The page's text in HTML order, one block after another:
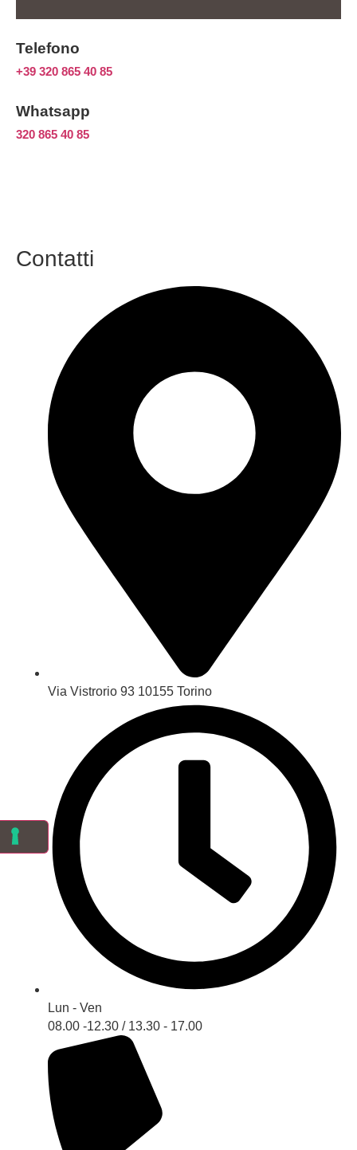
Telefono
+39 320 865 40 85
Whatsapp
320 865 40 85
Contatti
Via Vistrorio 93 10155 Torino
Lun - Ven
08.00 -12.30 / 13.30 - 17.00